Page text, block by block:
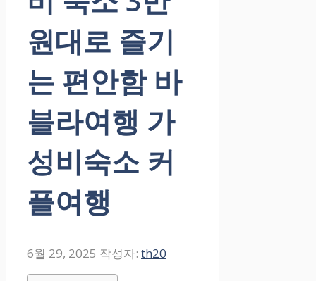
원대로 즐기
는 편안함 바
블라여행 가
성비숙소 커
플여행
6월 29, 2025 작성자: th20